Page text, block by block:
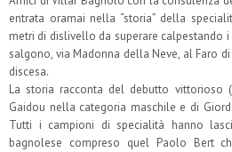
entrata oramai nella “storia” della
metri di dislivello da superare calpestando
salgono, via Madonna della Neve, al Faro
discesa.
La storia racconta del debutto vittorioso
Gaidou nella categoria maschile e di
Tutti i campioni di specialità hanno
bagnolese compreso quel Paolo Bert